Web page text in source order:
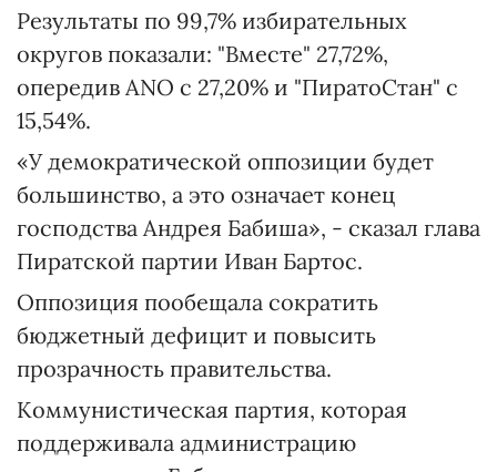
Результаты по 99,7% избирательных
округов показали: "Вместе" 27,72%,
опередив ANO с 27,20% и "ПиратоСтан" с
15,54%.
«У демократической оппозиции будет
большинство, а это означает конец
господства Андрея Бабиша», - сказал глава
Пиратской партии Иван Бартос.
Оппозиция пообещала сократить
бюджетный дефицит и повысить
прозрачность правительства.
Коммунистическая партия, которая
поддерживала администрацию